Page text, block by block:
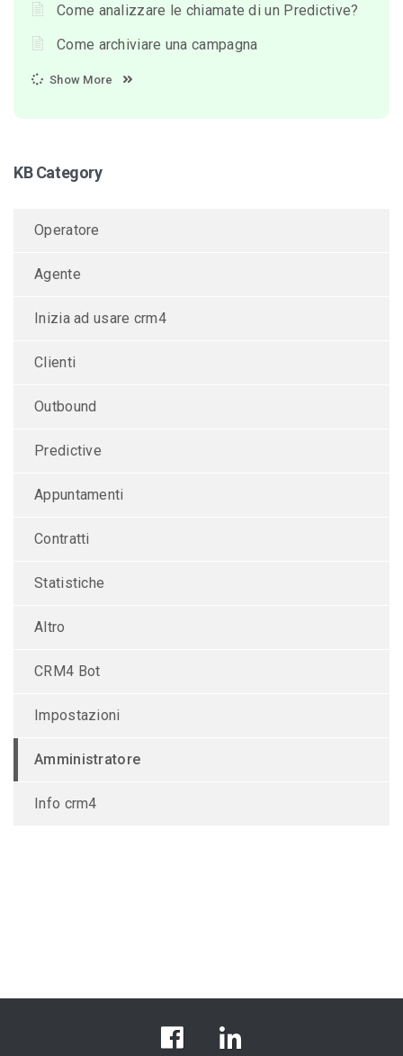
Come analizzare le chiamate di un Predictive?
Come archiviare una campagna
Show More
KB Category
Operatore
Agente
Inizia ad usare crm4
Clienti
Outbound
Predictive
Appuntamenti
Contratti
Statistiche
Altro
CRM4 Bot
Impostazioni
Amministratore
Info crm4